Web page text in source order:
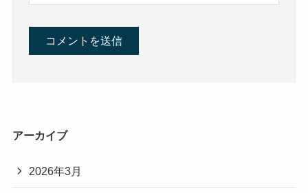
アーカイブ
2026年3月